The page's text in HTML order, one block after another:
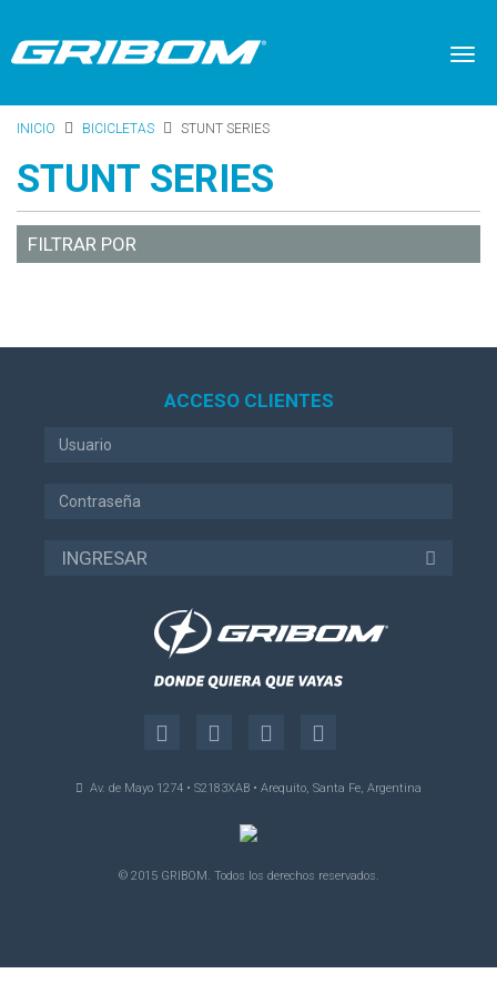
INICIO BICICLETAS STUNT SERIES
STUNT SERIES
FILTRAR POR
ACCESO CLIENTES
INGRESAR
Av. de Mayo 1274 • S2183XAB • Arequito, Santa Fe, Argentina
© 2015 GRIBOM. Todos los derechos reservados.